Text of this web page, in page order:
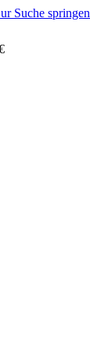
Suche springen